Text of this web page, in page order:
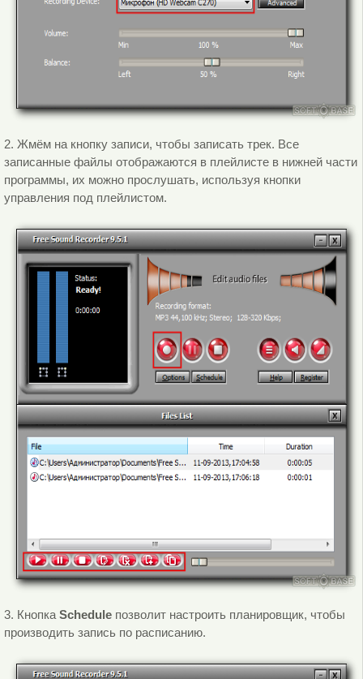
2. Жмём на кнопку записи, чтобы записать трек. Все
записанные файлы отображаются в плейлисте в нижней части
программы, их можно прослушать, используя кнопки
управления под плейлистом.
3. Кнопка Scheduleпозволит настроить планировщик, чтобы
производить запись по расписанию.